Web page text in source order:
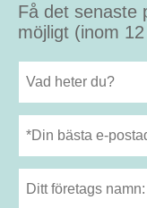
Få det senaste
möjligt (inom